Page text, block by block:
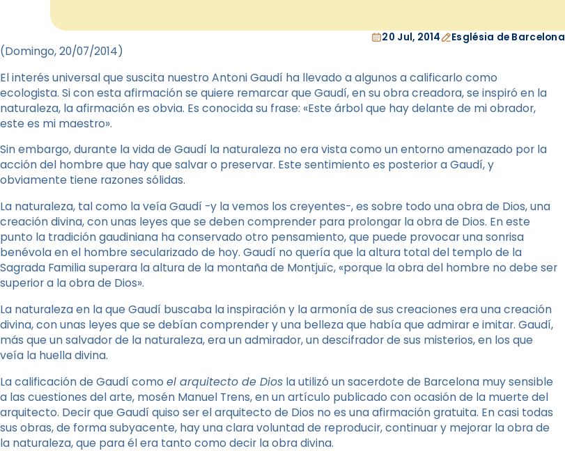
20 Jul, 2014 Església de Barcelona
(Domingo, 20/07/2014)
El interés universal que suscita nuestro Antoni Gaudí ha llevado a algunos a calificarlo como
ecologista. Si con esta afirmación se quiere remarcar que Gaudí, en su obra creadora, se inspiró en la
naturaleza, la afirmación es obvia. Es conocida su frase: «Este árbol que hay delante de mi obrador,
este es mi maestro».
Sin embargo, durante la vida de Gaudí la naturaleza no era vista como un entorno amenazado por la
acción del hombre que hay que salvar o preservar. Este sentimiento es posterior a Gaudí, y
obviamente tiene razones sólidas.
La naturaleza, tal como la veía Gaudí -y la vemos los creyentes-, es sobre todo una obra de Dios, una
creación divina, con unas leyes que se deben comprender para prolongar la obra de Dios. En este
punto la tradición gaudiniana ha conservado otro pensamiento, que puede provocar una sonrisa
benévola en el hombre secularizado de hoy. Gaudí no quería que la altura total del templo de la
Sagrada Familia superara la altura de la montaña de Montjuïc, «porque la obra del hombre no debe ser
superior a la obra de Dios».
La naturaleza en la que Gaudí buscaba la inspiración y la armonía de sus creaciones era una creación
divina, con unas leyes que se debían comprender y una belleza que había que admirar e imitar. Gaudí,
más que un salvador de la naturaleza, era un admirador, un descifrador de sus misterios, en los que
veía la huella divina.
La calificación de Gaudí como el arquitecto de Dios la utilizó un sacerdote de Barcelona muy sensible
a las cuestiones del arte, mosén Manuel Trens, en un artículo publicado con ocasión de la muerte del
arquitecto. Decir que Gaudí quiso ser el arquitecto de Dios no es una afirmación gratuita. En casi todas
sus obras, de forma subyacente, hay una clara voluntad de reproducir, continuar y mejorar la obra de
la naturaleza, que para él era tanto como decir la obra divina.